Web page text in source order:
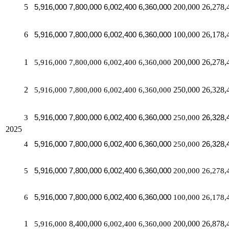
5 5,916,000 7,800,000 6,002,400 6,360,000 200,000
6 5,916,000 7,800,000 6,002,400 6,360,000 100,000
2025
1 5,916,000 7,800,000 6,002,400 6,360,000 200,000
2 5,916,000 7,800,000 6,002,400 6,360,000 250,000
3 5,916,000 7,800,000 6,002,400 6,360,000 250,000
4 5,916,000 7,800,000 6,002,400 6,360,000 250,000
5 5,916,000 7,800,000 6,002,400 6,360,000 200,000
6 5,916,000 7,800,000 6,002,400 6,360,000 100,000
1 5,916,000 8,400,000 6,002,400 6,360,000 200,000